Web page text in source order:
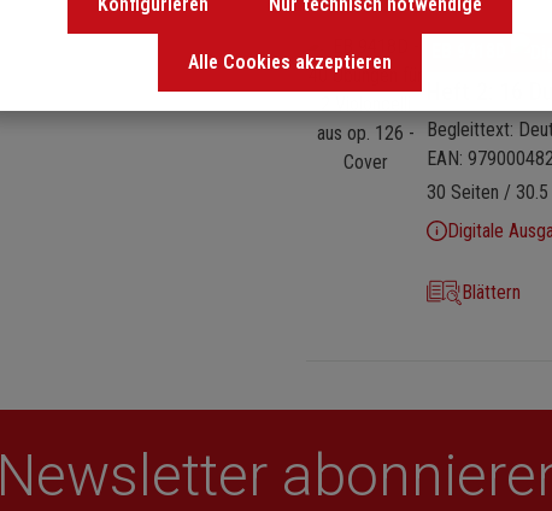
Heft 2: 16
Begleittext:
EAN:
30 Seiten /
Digitale
Blättern
Newsletter
Alle Cookies akzeptieren